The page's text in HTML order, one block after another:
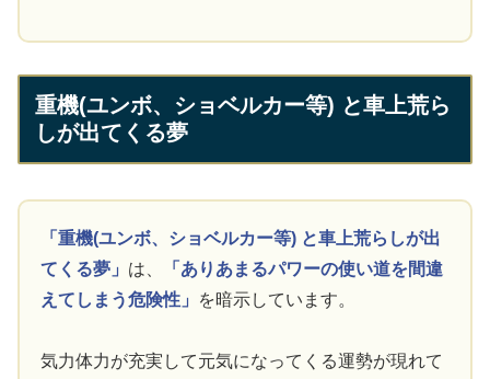
重機(ユンボ、ショベルカー等) と車上荒ら
しが出てくる夢
「重機(ユンボ、ショベルカー等) と車上荒らしが出
てくる夢」 は、
「ありあまるパワーの使い道を間違
えてしまう危険性」
を暗示しています。
気力体力が充実して元気になってくる運勢が現れて